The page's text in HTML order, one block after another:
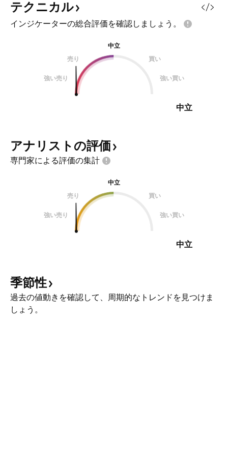
テクニカル
インジケーターの総合評価を確認しましょう。
中立
売り
買い
強い売り 強い買い
中立
アナリストの評価
専門家による評価の集計
中立
売り
買い
強い売り 強い買い
中立
季節性
過去の値動きを確認して、周期的なトレンドを見つけま
しょう。